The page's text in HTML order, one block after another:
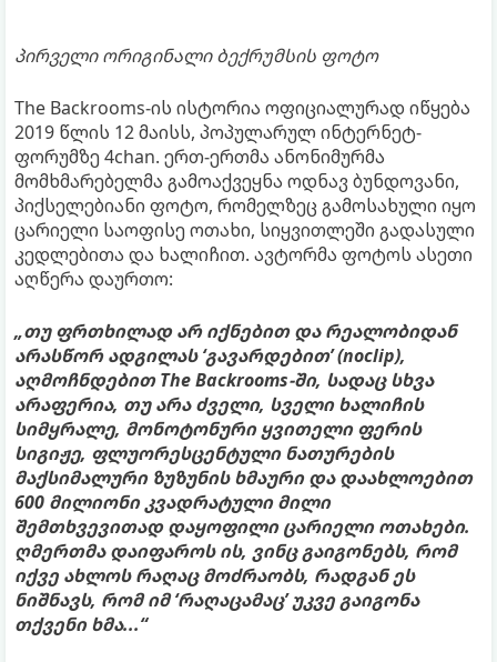
პირველი ორიგინალი ბექრუმსის ფოტო
The Backrooms-ის ისტორია ოფიციალურად იწყება
2019 წლის 12 მაისს, პოპულარულ ინტერნეტ-
ფორუმზე 4chan. ერთ-ერთმა ანონიმურმა
მომხმარებელმა გამოაქვეყნა ოდნავ ბუნდოვანი,
პიქსელებიანი ფოტო, რომელზეც გამოსახული იყო
ცარიელი საოფისე ოთახი, სიყვითლეში გადასული
კედლებითა და ხალიჩით. ავტორმა ფოტოს ასეთი
აღწერა დაურთო:
„თუ ფრთხილად არ იქნებით და რეალობიდან
არასწორ ადგილას ‘გავარდებით’ (noclip),
აღმოჩნდებით The Backrooms-ში, სადაც სხვა
არაფერია, თუ არა ძველი, სველი ხალიჩის
სიმყრალე, მონოტონური ყვითელი ფერის
სიგიჟე, ფლუორესცენტული ნათურების
მაქსიმალური ზუზუნის ხმაური და დაახლოებით
600 მილიონი კვადრატული მილი
შემთხვევითად დაყოფილი ცარიელი ოთახები.
ღმერთმა დაიფაროს ის, ვინც გაიგონებს, რომ
იქვე ახლოს რაღაც მოძრაობს, რადგან ეს
ნიშნავს, რომ იმ ‘რაღაცამაც’ უკვე გაიგონა
თქვენი ხმა...“